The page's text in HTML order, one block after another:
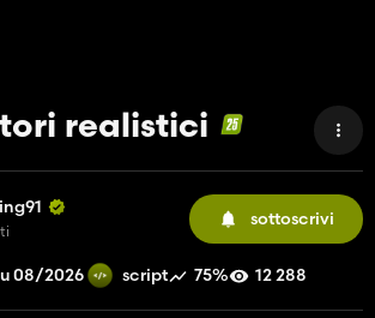
realistici
sottoscrivi
08/2026 script 75% 12 288